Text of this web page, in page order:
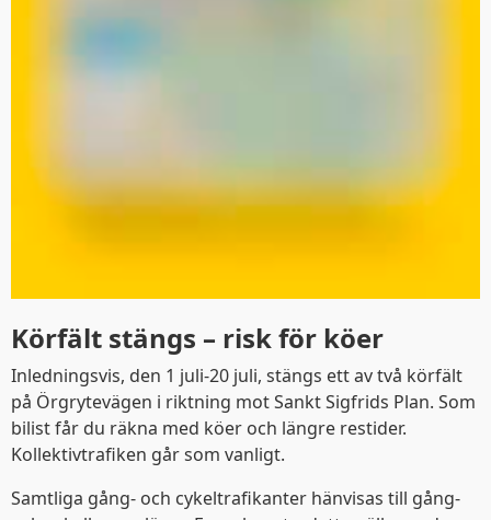
Körfält stängs – risk för köer
Inledningsvis, den 1 juli-20 juli, stängs ett av två körfält
på Örgrytevägen i riktning mot Sankt Sigfrids Plan. Som
bilist får du räkna med köer och längre restider.
Kollektivtrafiken går som vanligt.
Samtliga gång- och cykeltrafikanter hänvisas till gång-